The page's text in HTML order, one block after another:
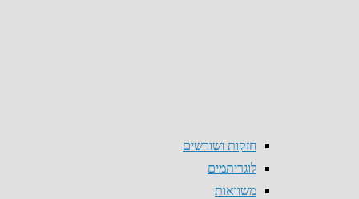
חזקות ושורשים
לוגריתמים
משוואות